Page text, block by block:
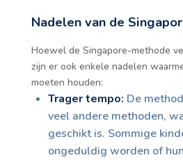
Nadelen van de
Hoewel de Singapore-methode
zijn er ook enkele nadelen
moeten houden:
Trager tempo: De
veel andere methoden,
geschikt is. Sommige
ongeduldig worden of